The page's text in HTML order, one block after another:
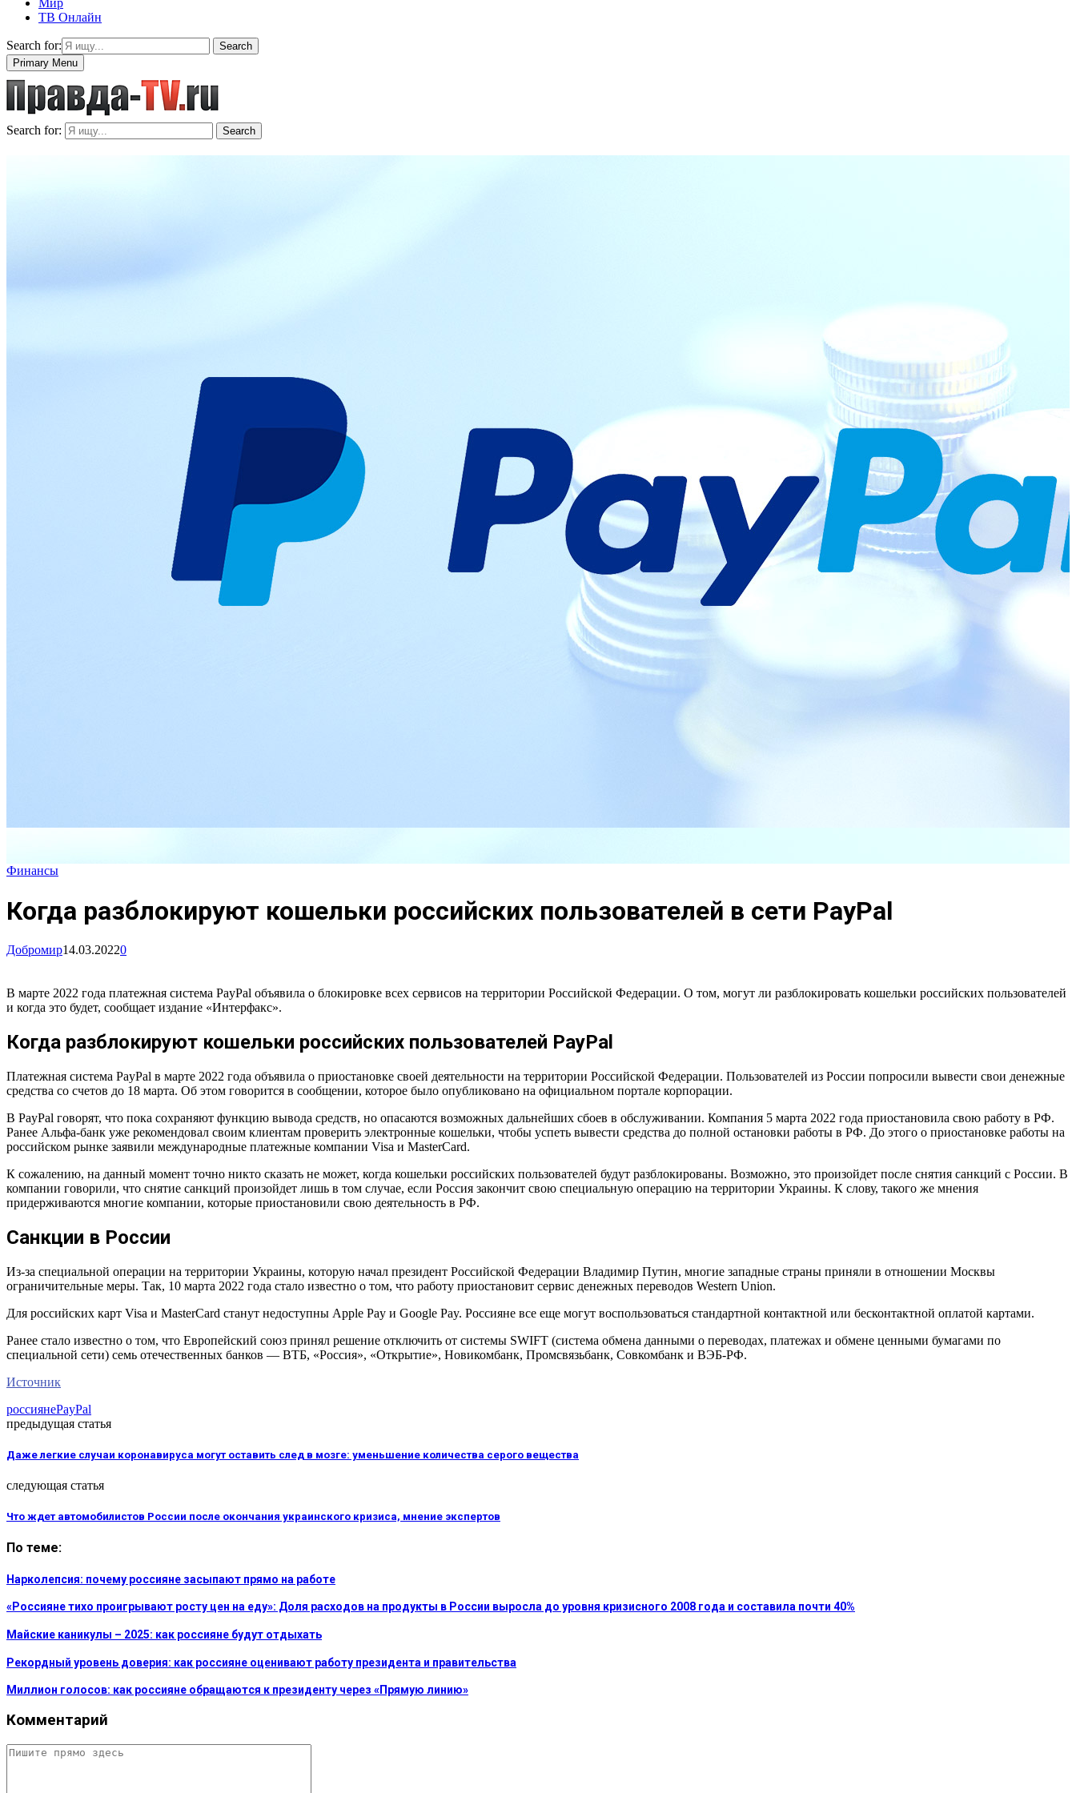
Мир
ТВ Онлайн
Search for:
Search
Primary Menu
Search for: Search
Финансы
Когда разблокируют кошельки российских пользователей в сети PayPal
Добромир14.03.20220
В марте 2022 года платежная система PayPal объявила о блокировке всех сервисов на территории Российской Федерации. О том, могут ли разблокировать кошельки российских пользователей
и когда это будет, сообщает издание «Интерфакс».
Когда разблокируют кошельки российских пользователей PayPal
Платежная система PayPal в марте 2022 года объявила о приостановке своей деятельности на территории Российской Федерации. Пользователей из России попросили вывести свои денежные
средства со счетов до 18 марта. Об этом говорится в сообщении, которое было опубликовано на официальном портале корпорации.
В PayPal говорят, что пока сохраняют функцию вывода средств, но опасаются возможных дальнейших сбоев в обслуживании. Компания 5 марта 2022 года приостановила свою работу в РФ.
Ранее Альфа-банк уже рекомендовал своим клиентам проверить электронные кошельки, чтобы успеть вывести средства до полной остановки работы в РФ. До этого о приостановке работы на
российском рынке заявили международные платежные компании Visa и MasterCard.
К сожалению, на данный момент точно никто сказать не может, когда кошельки российских пользователей будут разблокированы. Возможно, это произойдет после снятия санкций с России. В
компании говорили, что снятие санкций произойдет лишь в том случае, если Россия закончит свою специальную операцию на территории Украины. К слову, такого же мнения
придерживаются многие компании, которые приостановили свою деятельность в РФ.
Санкции в России
Из-за специальной операции на территории Украины, которую начал президент Российской Федерации Владимир Путин, многие западные страны приняли в отношении Москвы
ограничительные меры. Так, 10 марта 2022 года стало известно о том, что работу приостановит сервис денежных переводов Western Union.
Для российских карт Visa и MasterCard станут недоступны Apple Pay и Google Pay. Россияне все еще могут воспользоваться стандартной контактной или бесконтактной оплатой картами.
Ранее стало известно о том, что Европейский союз принял решение отключить от системы SWIFT (система обмена данными о переводах, платежах и обмене ценными бумагами по
специальной сети) семь отечественных банков — ВТБ, «Россия», «Открытие», Новикомбанк, Промсвязьбанк, Совкомбанк и ВЭБ-РФ.
Источник
россиянеPayPal
предыдущая статья
Даже легкие случаи коронавируса могут оставить след в мозге: уменьшение количества серого вещества
следующая статья
Что ждет автомобилистов России после окончания украинского кризиса, мнение экспертов
По теме:
Нарколепсия: почему россияне засыпают прямо на работе
«Россияне тихо проигрывают росту цен на еду»: Доля расходов на продукты в России выросла до уровня кризисного 2008 года и составила почти 40%
Майские каникулы – 2025: как россияне будут отдыхать
Рекордный уровень доверия: как россияне оценивают работу президента и правительства
Миллион голосов: как россияне обращаются к президенту через «Прямую линию»
Комментарий